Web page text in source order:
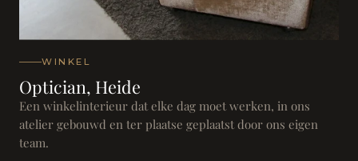
WINKEL
Optician, Heide
Een winkelinterieur dat elke dag moet werken, in ons
atelier gebouwd en ter plaatse geplaatst door ons eigen
team.